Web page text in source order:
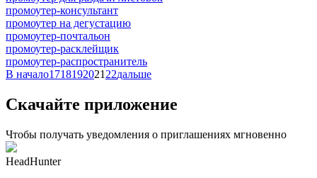
промоутер-консультант
промоутер на дегустацию
промоутер-почтальон
промоутер-расклейщик
промоутер-распространитель
В начало1718192021 22дальше
Скачайте приложение
Чтобы получать уведомления о приглашениях мгновенно
HeadHunter